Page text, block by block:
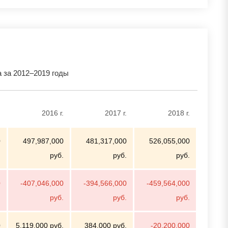
2012–2019 годы
2016 г. 2017 г. 2018 г.
497,987,000
руб.
481,317,000
руб.
526,055,000
руб.
-407,046,000
руб.
-394,566,000
руб.
-459,564,000
руб.
5,119,000 руб. 384,000 руб. -20,200,000